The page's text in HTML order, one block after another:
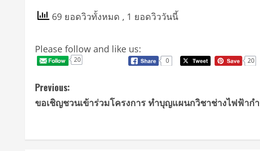
69 ยอดวิวทั้งหมด , 1 ยอดวิววันนี้
Please follow and like us:
20 0 20
C
o
Previous:
ขอเชิญชวนเข้าร่วมโครงการ ทำบุญแผนกวิชาช่างไฟฟ้าก